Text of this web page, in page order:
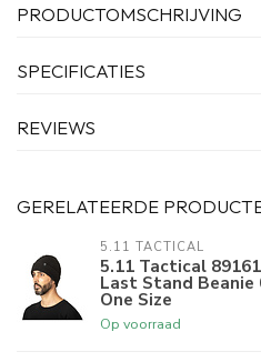
PRODUCTOMSCHRIJVING
SPECIFICATIES
REVIEWS
GERELATEERDE
5.11 TACTICAL
5.11 Tactical
Last Stand Beanie
One Size
Op voorraad